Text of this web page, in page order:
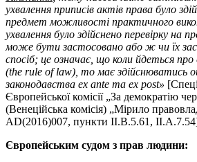
ухвалення приписів актів права було
предмет можливості практичного
ухвалення було здійснено перевірку на
може бути застосовано або ж чи їх
спосіб; це означає, що коли йдеться
(the rule of law), то має здійснюватись
законодавства ех ante та ех post»
Європейської комісії „За демократію
(Венеційська комісія) „Мірило
AD(2016)007, пункти II.B.5.61,
Європейським судом з прав людини: